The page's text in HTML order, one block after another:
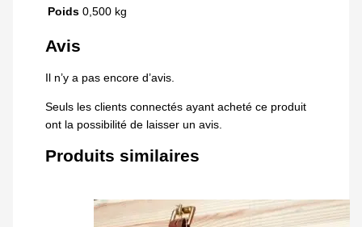
Poids 0,500 kg
Avis
Il n’y a pas encore d’avis.
Seuls les clients connectés ayant acheté ce produit
ont la possibilité de laisser un avis.
Produits similaires